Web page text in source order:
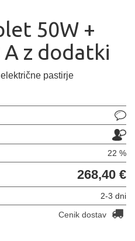
50W +
z dodatki
pastirje
22 %
268,40 €
2-3 dni
Cenik dostav